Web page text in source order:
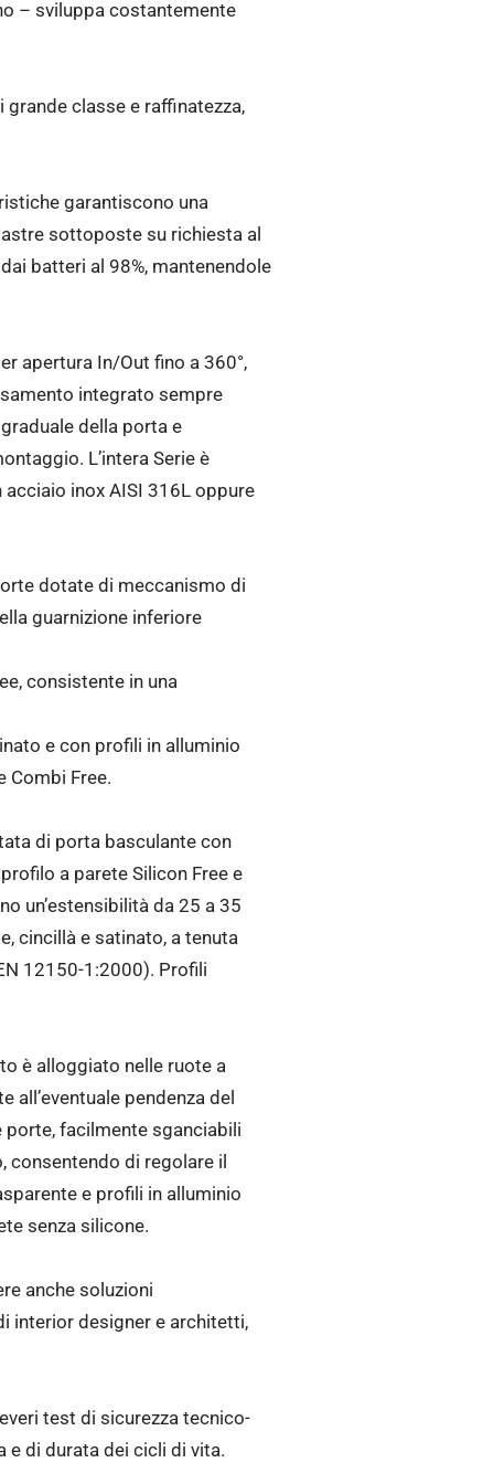
– sviluppa costantemente
classe e raffinatezza,
garantiscono una
sottoposte su richiesta al
batteri al 98%, mantenendole
apertura In/Out fino a 360°,
integrato sempre
della porta e
L’intera Serie è
inox AISI 316L oppure
dotate di meccanismo di
guarnizione inferiore
consistente in una
e con profili in alluminio
Combi Free.
di porta basculante con
a parete Silicon Free e
un’estensibilità da 25 a 35
cincillà e satinato, a tenuta
12150-1:2000). Profili
è alloggiato nelle ruote a
pendenza del
porte, facilmente sganciabili
consentendo di regolare il
e profili in alluminio
senza silicone.
anche soluzioni
interior designer e architetti,
test di sicurezza tecnico-
e di durata dei cicli di vita.